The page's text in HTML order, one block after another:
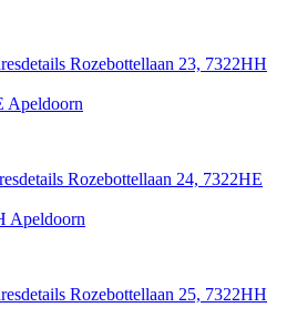
Rozebottellaan 23, 7322HH
Apeldoorn
Rozebottellaan 24, 7322HE
Apeldoorn
Rozebottellaan 25, 7322HH